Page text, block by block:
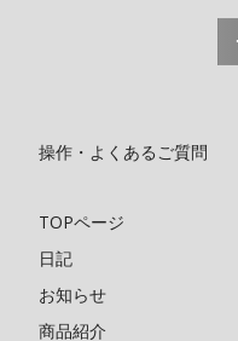
操作・よくあるご質問
TOPページ
日記
お知らせ
商品紹介